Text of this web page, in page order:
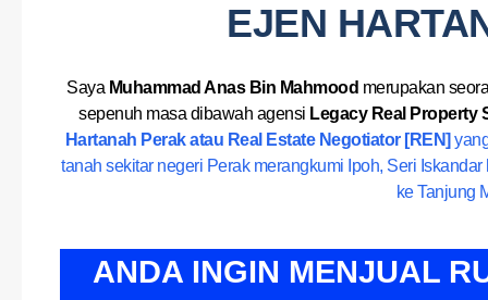
EJEN
Saya Muhammad Anas Bin Mahmood merupakan
sepenuh masa dibawah agensi Legacy Real Property
Hartanah Perak atau Real Estate Negotiator [REN]
tanah sekitar negeri Perak merangkumi Ipoh, Seri
ke Tanjung
ANDA INGIN MENJUAL